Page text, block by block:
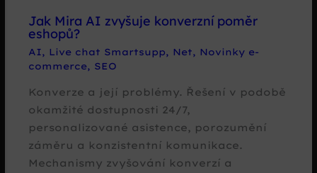
Jak Mira AI zvyšuje konverzní poměr
eshopů?
AI, Live chat Smartsupp, Net, Novinky e-
commerce, SEO
Konverze a její problémy. Řešení v podobě
okamžité dostupnosti 24/7,
personalizované asistence, porozumění
záměru a konzistentní komunikace.
Mechanismy zvyšování konverzí a